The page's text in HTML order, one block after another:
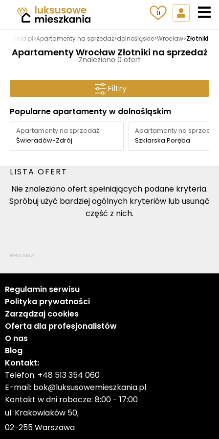
0
>Apartamenty na sprzedaż>dolnośląskie>Wrocław>Złotniki
Apartamenty Wrocław Złotniki na sprzedaż
Znaleziono 0 ofert
Filtry
Popularne apartamenty w dolnośląskim
Apartamenty na sprzedaż
Świeradów-Zdrój
Apartamenty na sprzedaż
Szklarska Poręba
Nie znaleziono ofert spełniających podane kryteria.
Spróbuj użyć bardziej ogólnych kryteriów lub usunąć
część z nich.
LISTA OFERT
REKLAMA
Regulamin serwisu
Polityka prywatności
Zarządzaj cookies
Oferta dla profesjonalistów
O nas
Blog
Kontakt:
Telefon: +48 513 354 060
E-mail: bok@luksusowemieszkania.pl
Kontakt w dni robocze: 8:00 - 17:00
ul. Krakowiaków 50,
02-255 Warszawa